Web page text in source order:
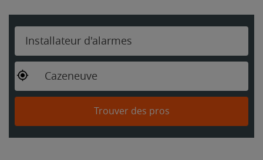
Installateur d'alarmes
Cazeneuve
Trouver des pros